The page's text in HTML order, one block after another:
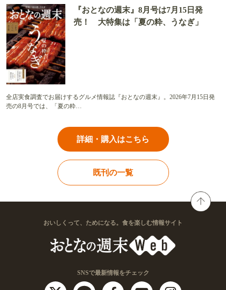
『おとなの週末』8月号は7月15日発
売！ 大特集は「夏の粋、うなぎ」
全店実食調査でお届けするグルメ情報誌『おとなの週末』。2026年7月15日発
売の8月号では、「夏の粋…
詳細・購入はこちら
既刊の一覧
おいしくって、ためになる。食を楽しむ情報サイト
SNSで最新情報をチェック